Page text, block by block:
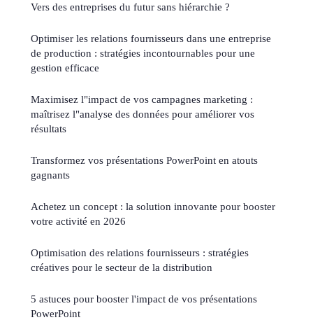
Vers des entreprises du futur sans hiérarchie ?
Optimiser les relations fournisseurs dans une entreprise
de production : stratégies incontournables pour une
gestion efficace
Maximisez l"impact de vos campagnes marketing :
maîtrisez l"analyse des données pour améliorer vos
résultats
Transformez vos présentations PowerPoint en atouts
gagnants
Achetez un concept : la solution innovante pour booster
votre activité en 2026
Optimisation des relations fournisseurs : stratégies
créatives pour le secteur de la distribution
5 astuces pour booster l'impact de vos présentations
PowerPoint